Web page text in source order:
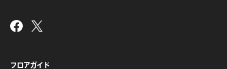
フロアガイド